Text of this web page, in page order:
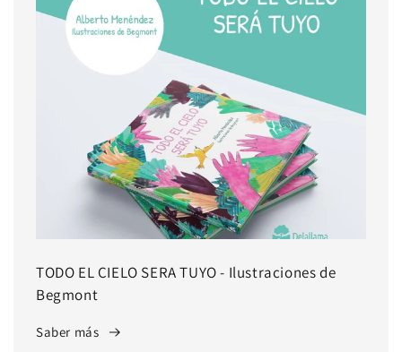
TODO EL CIELO SERA TUYO - Ilustraciones de
Begmont
Saber más